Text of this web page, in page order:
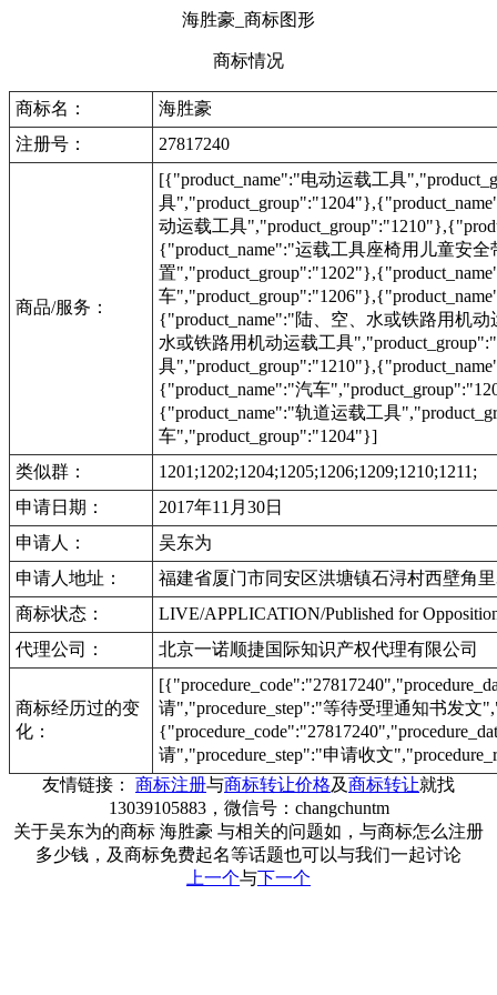
海胜豪_商标图形
商标情况
商标名：
海胜豪
注册号：
27817240
商品/服务：
[{"product_name":"电动运载工具
具
动运载工具
{"product_name":"运载工具座椅用儿童安
置
车
{"product_name":"陆、空、水或铁路用机
水或铁路用机动运载工具
具
{"product_name":"汽车
{"product_name":"轨道运载工具
车","product_group":"1204"}]
类似群：
1201;1202;1204;1205;1206;1209;1210;1211;
申请日期：
2017年11月30日
申请人：
吴东为
申请人地址：
福建省厦门市同安区洪塘镇石浔村西壁角
商标状态：
LIVE/APPLICATION/Published for
代理公司：
北京一诺顺捷国际知识产权代理有限公司
商标经历过的变
化：
请","procedure_step":"等待受理通知书发文
请","procedure_step":"申请收文
友情链接： 商标注册与商标转让价格及商标转让就找
13039105883，微信号：changchuntm
关于吴东为的商标 海胜豪 与相关的问题如，与商标怎么注册
多少钱，及商标免费起名等话题也可以与我们一起讨论
上一个与下一个